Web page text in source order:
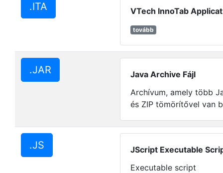
.ITA VTech InnoTab
tovább
.JAR
Java Archive Fájl
Archívum, amely több
és ZIP tömörítővel van
.JS
JScript Executable
Executable script